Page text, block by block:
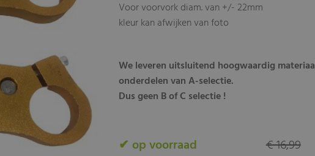
Voor voorvork diam. van +/- 22mm
kleur kan afwijken van foto
We leveren uitsluitend hoogwaardig
onderdelen van A-selectie.
Dus geen B of C selectie !
✔ op voorraad € 16,99